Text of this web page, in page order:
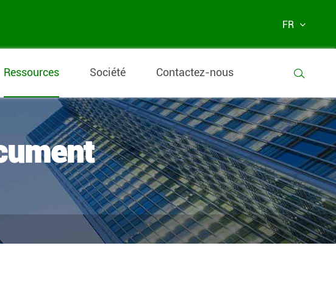
FR
Ressources Société Contactez-nous 